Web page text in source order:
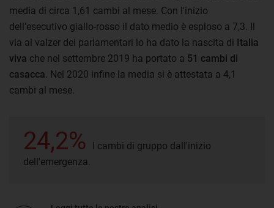
media di circa 1,61 cambi al mese. Con l'inizio
dell'esecutivo giallo-rosso il dato medio è esploso a 7,3. Il
via al valzer dei parlamentari lo ha dato la nascita di Italia
viva che nel settembre 2019 ha portato a 51 cambi di
casacca . Nel 2020 infine la media si è attestata a 4,1
cambi al mese.
24,2%
I cambi di gruppo dall'inizio
dell'emergenza.